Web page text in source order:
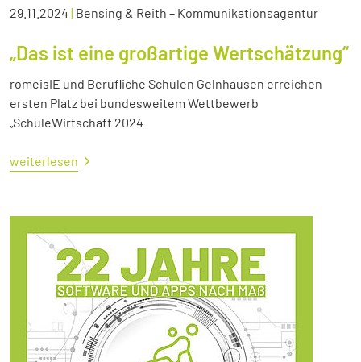
29.11.2024 | Bensing & Reith – Kommunikationsagentur
„Das ist eine großartige Wertschätzung“
romeisIE und Berufliche Schulen Gelnhausen erreichen
ersten Platz bei bundesweitem Wettbewerb
„SchuleWirtschaft 2024
weiterlesen